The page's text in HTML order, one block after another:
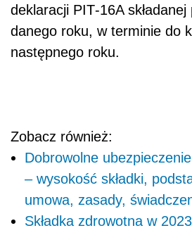
deklaracji PIT‑16A składanej
danego roku, w terminie do
następnego roku.
Zobacz również:
Dobrowolne
– wysokość składki,
umowa, zasady,
Składka zdrowotna w